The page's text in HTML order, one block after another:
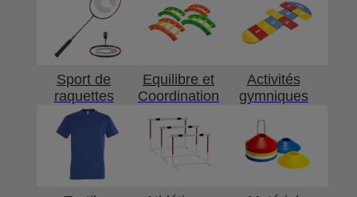
Sport de
raquettes
Equilibre et
Coordination
Activités
gymniques